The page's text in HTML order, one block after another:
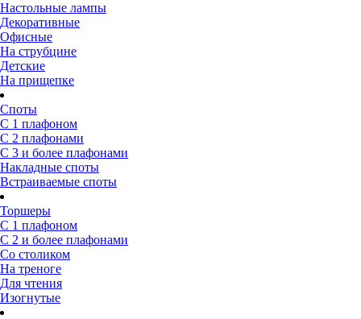
Настольные лампы
Декоративные
Офисные
На струбцине
Детские
На прищепке
Споты
С 1 плафоном
С 2 плафонами
С 3 и более плафонами
Накладные споты
Встраиваемые споты
Торшеры
С 1 плафоном
С 2 и более плафонами
Со столиком
На треноге
Для чтения
Изогнутые